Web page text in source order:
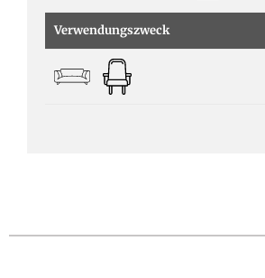
Verwendungszweck